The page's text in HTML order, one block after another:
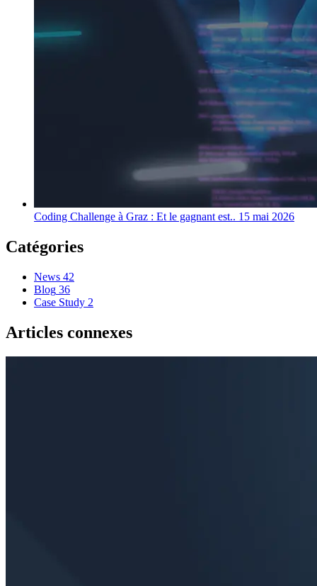
Coding Challenge à Graz : Et le gagnant est.. 15 mai 2026
Catégories
News 42
Blog 36
Case Study 2
Articles connexes